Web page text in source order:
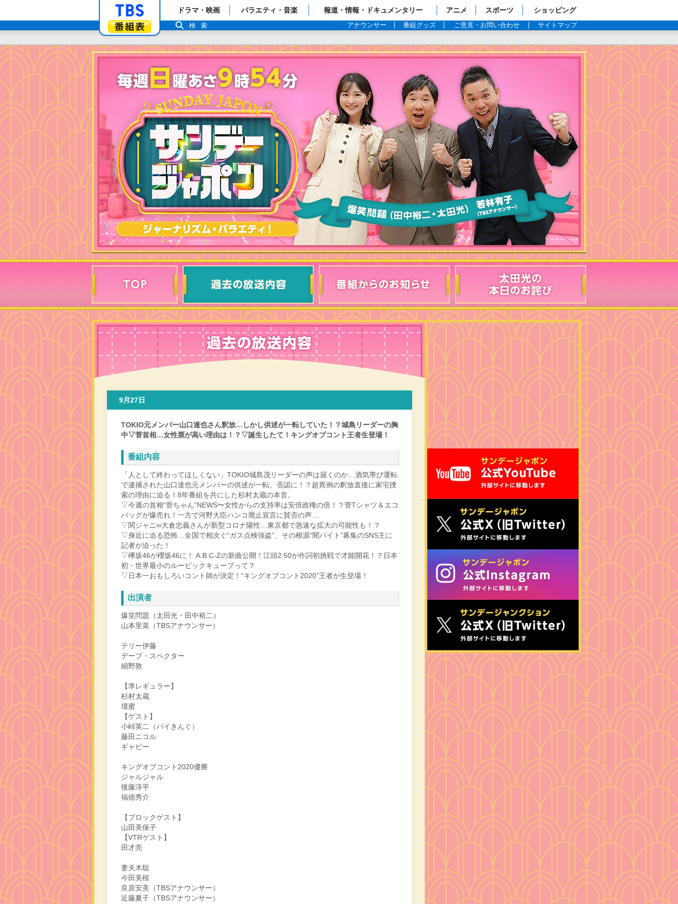
「TBSテレビ」トップページ
番組表
ドラマ・映画 バラエティ・音楽 報道・情報・ドキュメンタリー アニメ スポーツ ショッピング
アナウンサー 番組グッズ ご意見・お問い合わせ サイトマップ
検索
9月27日
TOKIO元メンバー山口達也さん釈放…しかし供述が一転していた！？城島リーダーの胸
中▽菅首相…女性票が高い理由は！？▽誕生したて！キングオブコント王者生登場！
番組内容
「人として終わってほしくない」TOKIO城島茂リーダーの声は届くのか…酒気帯び運転
で逮捕された山口達也元メンバーの供述が一転、否認に！？超異例の釈放直後に家宅捜
索の理由に迫る！8年番組を共にした杉村太蔵の本音。
▽今週の首相“菅ちゃん”NEWS〜女性からの支持率は安倍政権の倍！？菅Tシャツ＆エコ
バッグが爆売れ！一方で河野大臣ハンコ廃止宣言に賛否の声…
▽関ジャニ∞大倉忠義さんが新型コロナ陽性…東京都で急速な拡大の可能性も！？
▽身近に迫る恐怖…全国で相次ぐ“ガス点検強盗”、その根源“闇バイト”募集のSNS主に
記者が迫った！
▽欅坂46が櫻坂46に！ A.B.C-Zの新曲公開！江頭2:50が作詞初挑戦で才能開花！？日本
初・世界最小のルービックキューブって？
▽日本一おもしろいコント師が決定！“キングオブコント2020”王者が生登場！
出演者
爆笑問題（太田光・田中裕二）
山本里菜（TBSアナウンサー）
テリー伊藤
デーブ・スペクター
細野敦
【準レギュラー】
杉村太蔵
壇蜜
【ゲスト】
小峠英二（バイきんぐ）
藤田ニコル
ギャビー
キングオブコント2020優勝
ジャルジャル
後藤淳平
福徳秀介
【ブロックゲスト】
山田美保子
【VTRゲスト】
田才亮
妻夫木聡
今田美桜
良原安美（TBSアナウンサー）
近藤夏子（TBSアナウンサー）